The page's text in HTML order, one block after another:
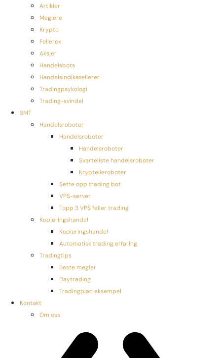
Artikler
Meglere
Krypto
Fellerex
Aksjer
Handelsbots
Handelsindikatellerer
Tradingpsykologi
Trading-svindel
SMT
Handelsroboter
Handelsroboter
Handelsroboter
Svarteliste handelsroboter
Kryptelleroboter
Sette opp trading bot
VPS-server
Topp 3 VPS feller trading
Kopieringshandel
Kopieringshandel
Automatisk trading erfaring
Tradingtips
Beste megler
Daytrading
Tradingplan eksempel
Kontakt
Om oss